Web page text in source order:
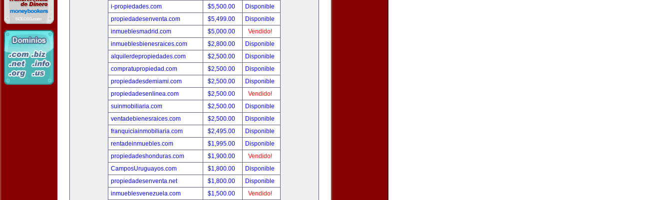
i-propiedades.com
$5,500.00
Disponible
propiedadesenventa.com
$5,499.00
Disponible
inmueblesmadrid.com
$5,000.00
Vendido!
inmueblesbienesraices.com
$2,800.00
Disponible
alquilerdepropiedades.com
$2,500.00
Disponible
compratupropiedad.com
$2,500.00
Disponible
propiedadesdemiami.com
$2,500.00
Disponible
propiedadesenlinea.com
$2,500.00
Vendido!
suinmobiliaria.com
$2,500.00
Disponible
ventadebienesraices.com
$2,500.00
Disponible
franquiciainmobiliaria.com
$2,495.00
Disponible
rentadeinmuebles.com
$1,995.00
Disponible
propiedadeshonduras.com
$1,900.00
Vendido!
CamposUruguayos.com
$1,800.00
Disponible
propiedadesenventa.net
$1,800.00
Disponible
inmueblesvenezuela.com
$1,500.00
Vendido!